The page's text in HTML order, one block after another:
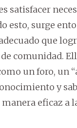
satisfacer
esto, surge
que
comunidad.
un foro, un
y
eficaz